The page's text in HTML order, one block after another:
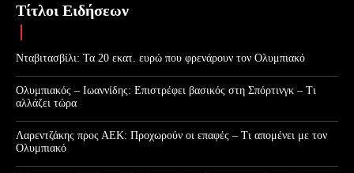
Τίτλοι Ειδήσεων
Νταβιτασβίλι: Τα 20 εκατ. ευρώ που φρενάρουν τον Ολυμπιακό
Ολυμπιακός – Ιωαννίδης: Επιστρέφει βασικός στη Σπόρτινγκ – Τι
αλλάζει τώρα
Λαρεντζάκης προς ΑΕΚ: Προχωρούν οι επαφές – Τι απομένει με τον
Ολυμπιακό